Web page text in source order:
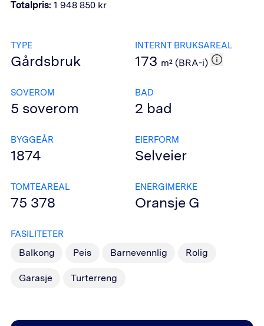
Totalpris: 1 948 850 kr
TYPE
Gårdsbruk
INTERNT BRUKSAREAL
173 m² (BRA-i)
SOVEROM
5 soverom
BAD
2 bad
BYGGEÅR
1874
EIERFORM
Selveier
TOMTEAREAL
75 378
ENERGIMERKE
Oransje G
FASILITETER
Balkong Peis Barnevennlig Rolig
Garasje Turterreng